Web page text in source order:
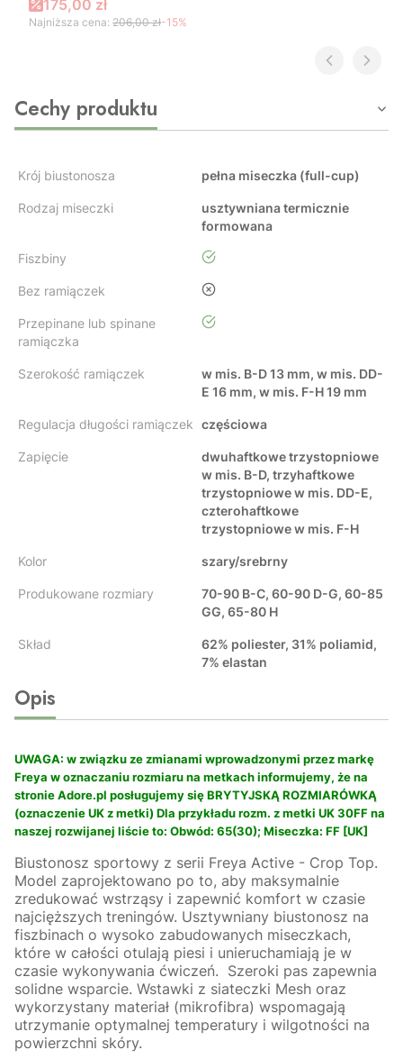
175,00 zł
Najniższa cena: 206,00 zł-15%
Cechy produktu
Krój biustonosza pełna miseczka (full-cup)
Rodzaj miseczki
usztywniana termicznie
formowana
Fiszbiny tak
Bez ramiączek nie
Przepinane lub spinane
ramiączka
tak
Szerokość ramiączek
w mis. B-D 13 mm, w mis. DD-
E 16 mm, w mis. F-H 19 mm
Regulacja długości ramiączek częściowa
Zapięcie
dwuhaftkowe trzystopniowe
w mis. B-D, trzyhaftkowe
trzystopniowe w mis. DD-E,
czterohaftkowe
trzystopniowe w mis. F-H
Kolor szary/srebrny
Produkowane rozmiary
70-90 B-C, 60-90 D-G, 60-85
GG, 65-80 H
Skład
62% poliester, 31% poliamid,
7% elastan
Opis
UWAGA: w związku ze zmianami wprowadzonymi przez markę
Freya w oznaczaniu rozmiaru na metkach informujemy, że na
stronie Adore.pl posługujemy się BRYTYJSKĄ ROZMIARÓWKĄ
(oznaczenie UK z metki) Dla przykładu rozm. z metki UK 30FF na
naszej rozwijanej liście to: Obwód: 65(30); Miseczka: FF [UK]
Biustonosz sportowy z serii Freya Active - Crop Top.
Model zaprojektowano po to, aby maksymalnie
zredukować wstrząsy i zapewnić komfort w czasie
najcięższych treningów. Usztywniany biustonosz na
fiszbinach o wysoko zabudowanych miseczkach,
które w całości otulają piesi i unieruchamiają je w
czasie wykonywania ćwiczeń. Szeroki pas zapewnia
solidne wsparcie. Wstawki z siateczki Mesh oraz
wykorzystany materiał (mikrofibra) wspomagają
utrzymanie optymalnej temperatury i wilgotności na
powierzchni skóry.